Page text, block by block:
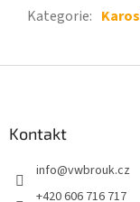
Kategorie:
Kontakt
info@vwbrouk.cz
+420 606 716 717